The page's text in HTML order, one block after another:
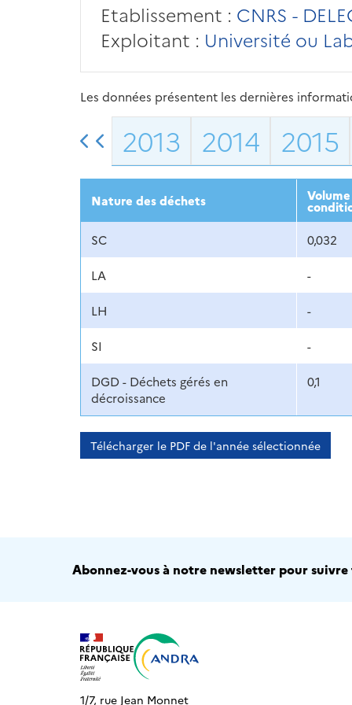
Etablissement : CNRS -
Exploitant : Université ou
Les données présentent les dernières
2013 2014 2015
Nature des déchets
SC
0,032
LA -
LH -
SI -
DGD - Déchets gérés en
décroissance
0,1
Télécharger le PDF de l'année sélectionnée
Abonnez-vous à notre newsletter pour suivre
1/7, rue Jean Monnet